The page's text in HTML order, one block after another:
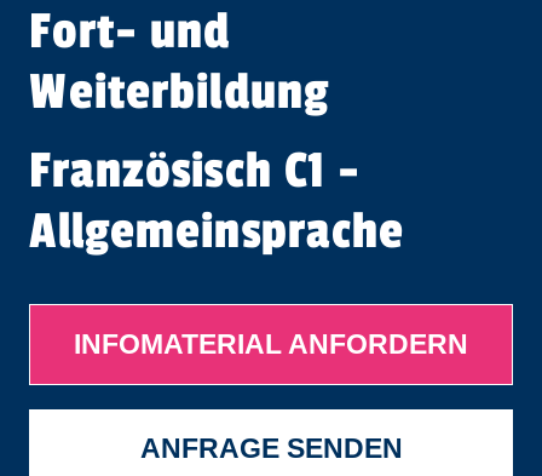
Fort- und
Weiterbildung
Französisch C1 -
Allgemeinsprache
INFOMATERIAL ANFORDERN
ANFRAGE SENDEN